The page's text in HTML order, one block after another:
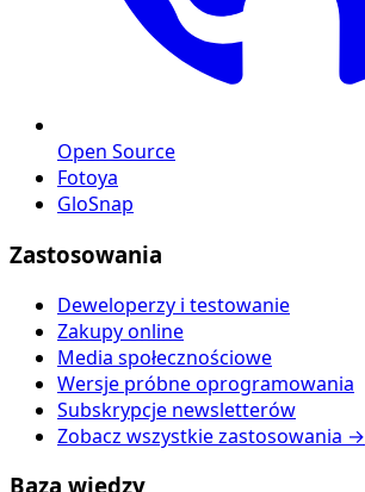
Open Source
Fotoya
GloSnap
Zastosowania
Deweloperzy i testowanie
Zakupy online
Media społecznościowe
Wersje próbne oprogramowania
Subskrypcje newsletterów
Zobacz wszystkie zastosowania →
Baza wiedzy